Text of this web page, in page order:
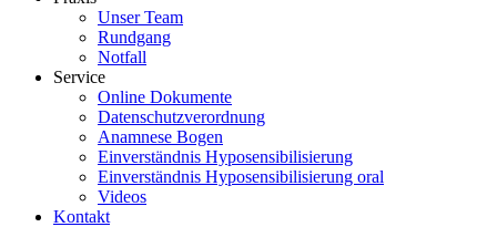
Unser Team
Rundgang
Notfall
Service
Online Dokumente
Datenschutzverordnung
Anamnese Bogen
Einverständnis Hyposensibilisierung
Einverständnis Hyposensibilisierung oral
Videos
Kontakt